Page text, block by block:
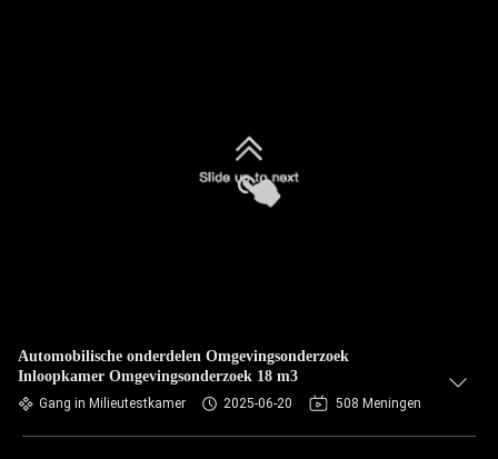
Automobilische onderdelen Omgevingsonderzoek
Inloopkamer Omgevingsonderzoek 18 m3
Gang in Milieutestkamer 2025-06-20 508 Meningen